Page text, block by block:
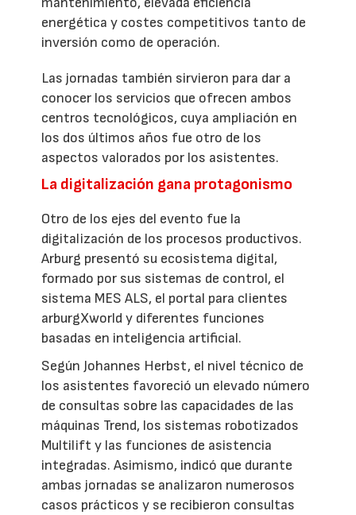
energética y costes competitivos tanto de
inversión como de operación.
Las jornadas también sirvieron para dar a
conocer los servicios que ofrecen ambos
centros tecnológicos, cuya ampliación en
los dos últimos años fue otro de los
aspectos valorados por los asistentes.
La digitalización gana protagonismo
Otro de los ejes del evento fue la
digitalización de los procesos productivos.
Arburg presentó su ecosistema digital,
formado por sus sistemas de control, el
sistema MES ALS, el portal para clientes
arburgXworld y diferentes funciones
basadas en inteligencia artificial.
Según Johannes Herbst, el nivel técnico de
los asistentes favoreció un elevado número
de consultas sobre las capacidades de las
máquinas Trend, los sistemas robotizados
Multilift y las funciones de asistencia
integradas. Asimismo, indicó que durante
ambas jornadas se analizaron numerosos
casos prácticos y se recibieron consultas